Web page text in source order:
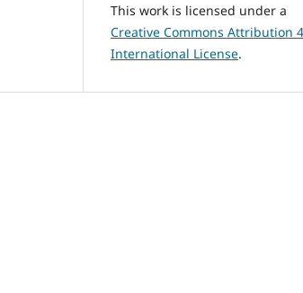
This work is licensed under a
Creative Commons Attribution
International License.